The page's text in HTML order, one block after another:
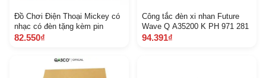
Đồ Chơi Điện Thoại Mickey có
nhạc có đèn tặng kèm pin
82.550₫
Công tắc đèn xi nhan Future
Wave Q A35200 K PH 971 281
94.391₫